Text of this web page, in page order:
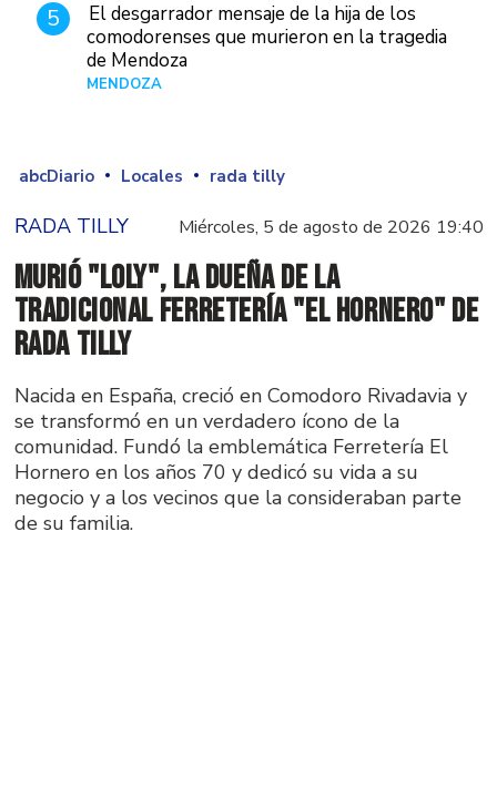
5
El desgarrador mensaje de la hija de los
comodorenses que murieron en la tragedia
de Mendoza
MENDOZA
abcDiario Locales rada tilly
RADA TILLY Miércoles, 5 de agosto de 2026 19:40
Murió "Loly", la dueña de la
tradicional ferretería "El Hornero" de
Rada Tilly
Nacida en España, creció en Comodoro Rivadavia y
se transformó en un verdadero ícono de la
comunidad. Fundó la emblemática Ferretería El
Hornero en los años 70 y dedicó su vida a su
negocio y a los vecinos que la consideraban parte
de su familia.